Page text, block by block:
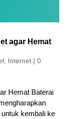
agar Hemat
, Internet| 0
Hemat Baterai
kembali ke